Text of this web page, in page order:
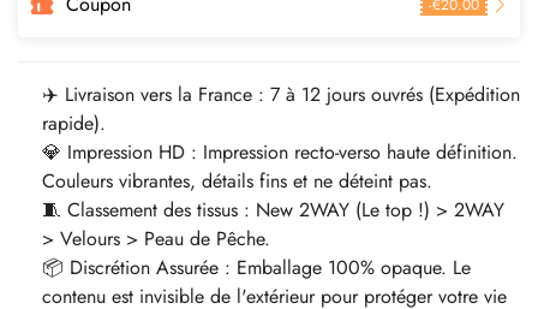
-€20.00
✈️ Livraison vers la France : 7 à 12 jours ouvrés (Expédition
rapide).
💎 Impression HD : Impression recto-verso haute définition.
Couleurs vibrantes, détails fins et ne déteint pas.
🧵 Classement des tissus : New 2WAY (Le top !) > 2WAY
> Velours > Peau de Pêche.
📦 Discrétion Assurée : Emballage 100% opaque. Le
contenu est invisible de l'extérieur pour protéger votre vie